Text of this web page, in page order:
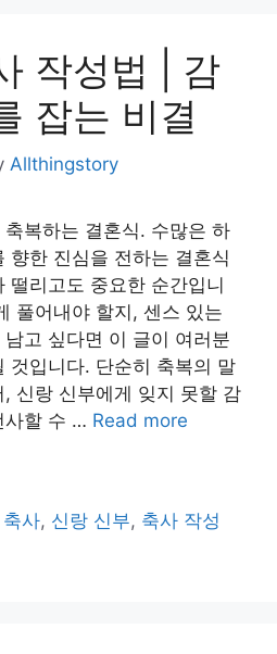
작성법 | 감
잡는 비결
Allthingstory
복하는 결혼식. 수많은 하
향한 진심을 전하는 결혼식
떨리고도 중요한 순간입니
풀어내야 할지, 센스 있는
고 싶다면 이 글이 여러분
것입니다. 단순히 축복의 말
신랑 신부에게 잊지 못할 감
사할 수 … Read more
사, 신랑 신부, 축사 작성